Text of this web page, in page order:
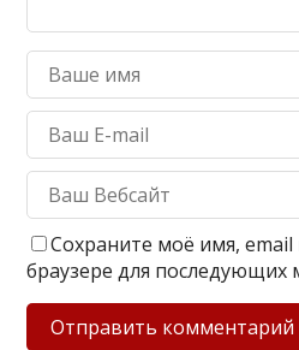
Сохраните моё имя, email
браузере для